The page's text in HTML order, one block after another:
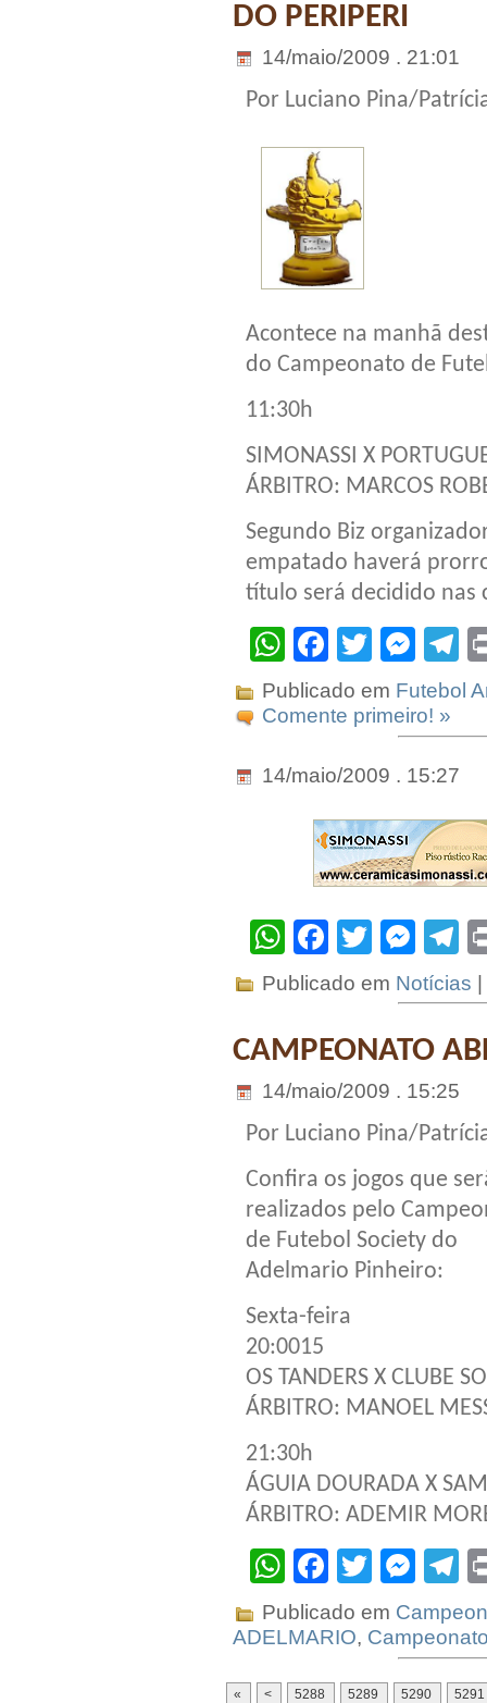
DO PERIPERI
14/maio/2009 . 21:01
Por Luciano Pina/
Acontece na manhã
do Campeonato de
11:30h
SIMONASSI X
ÁRBITRO: MARCOS
Segundo Biz
empatado haverá
título será decidido nas
WhatsApp
Facebook
Twitter
Publicado em Futebol
Comente primeiro! »
14/maio/2009 . 15:27
WhatsApp
Facebook
Twitter
Publicado em Notícias
CAMPEONATO
14/maio/2009 . 15:25
Por Luciano Pina/
Confira os jogos que
realizados pelo
de Futebol Society do
Adelmario Pinheiro:
Sexta-feira
20:0015
OS TANDERS X CLUBE
ÁRBITRO: MANOEL
21:30h
ÁGUIA DOURADA X
ÁRBITRO: ADEMIR
WhatsApp
Facebook
Twitter
Publicado em
ADELMARIO,
« < 5288 5289 5290 5291